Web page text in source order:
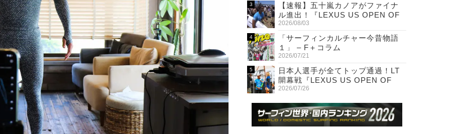
【速報】五十嵐カノアがファイナ
ル進出！『LEXUS US OPEN OF
SURFING』
2026/08/03
「サーフィンカルチャー今昔物語
１」 – F＋コラム
2026/07/21
日本人選手が全てトップ通過！LT
開幕戦『LEXUS US OPEN OF
SURFING』初日
2026/07/26